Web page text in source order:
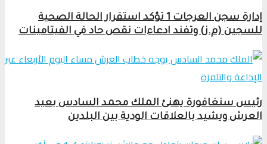
إدارة سجن العرجات 1 تؤكد استقرار الحالة الصحية
للسجين (م.ز) وتفند ادعاءات نقص حاد في الفيتامينات
رئيس سنغافورة يهنئ الملك محمد السادس بعيد
العرش ويشيد بالعلاقات الودية بين البلدين